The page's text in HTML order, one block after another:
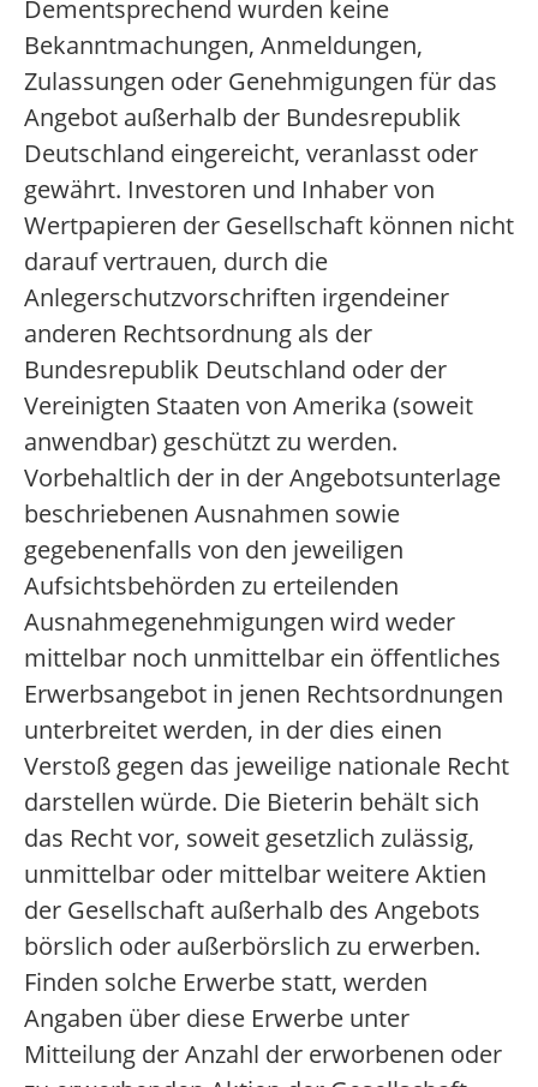
Dementsprechend wurden keine
Bekanntmachungen, Anmeldungen,
Zulassungen oder Genehmigungen für das
Angebot außerhalb der Bundesrepublik
Deutschland eingereicht, veranlasst oder
gewährt. Investoren und Inhaber von
Wertpapieren der Gesellschaft können nicht
darauf vertrauen, durch die
Anlegerschutzvorschriften irgendeiner
anderen Rechtsordnung als der
Bundesrepublik Deutschland oder der
Vereinigten Staaten von Amerika (soweit
anwendbar) geschützt zu werden.
Vorbehaltlich der in der Angebotsunterlage
beschriebenen Ausnahmen sowie
gegebenenfalls von den jeweiligen
Aufsichtsbehörden zu erteilenden
Ausnahmegenehmigungen wird weder
mittelbar noch unmittelbar ein öffentliches
Erwerbsangebot in jenen Rechtsordnungen
unterbreitet werden, in der dies einen
Verstoß gegen das jeweilige nationale Recht
darstellen würde. Die Bieterin behält sich
das Recht vor, soweit gesetzlich zulässig,
unmittelbar oder mittelbar weitere Aktien
der Gesellschaft außerhalb des Angebots
börslich oder außerbörslich zu erwerben.
Finden solche Erwerbe statt, werden
Angaben über diese Erwerbe unter
Mitteilung der Anzahl der erworbenen oder